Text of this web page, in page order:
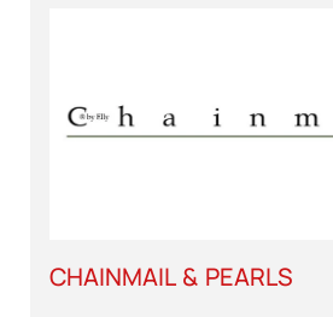
CHAINMAIL & PEARLS